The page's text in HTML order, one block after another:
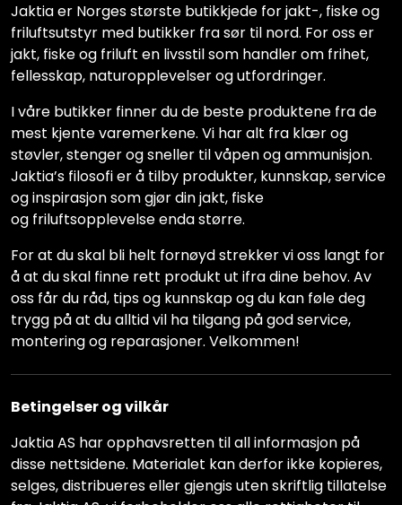
Jaktia er Norges største butikkjede for jakt-, fiske og
friluftsutstyr med butikker fra sør til nord. For oss er
jakt, fiske og friluft en livsstil som handler om frihet,
fellesskap, naturopplevelser og utfordringer.
I våre butikker finner du de beste produktene fra de
mest kjente varemerkene. Vi har alt fra klær og
støvler, stenger og sneller til våpen og ammunisjon.
Jaktia’s filosofi er å tilby produkter, kunnskap, service
og inspirasjon som gjør din jakt, fiske
og friluftsopplevelse enda større.
For at du skal bli helt fornøyd strekker vi oss langt for
å at du skal finne rett produkt ut ifra dine behov. Av
oss får du råd, tips og kunnskap og du kan føle deg
trygg på at du alltid vil ha tilgang på god service,
montering og reparasjoner. Velkommen!
Betingelser og vilkår
Jaktia AS har opphavsretten til all informasjon på
disse nettsidene. Materialet kan derfor ikke kopieres,
selges, distribueres eller gjengis uten skriftlig tillatelse